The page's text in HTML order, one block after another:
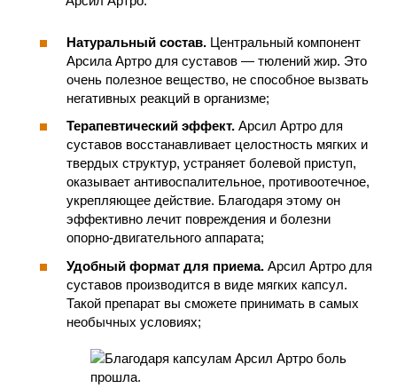
Натуральный состав. Центральный компонент
Арсила Артро для суставов — тюлений жир. Это
очень полезное вещество, не способное вызвать
негативных реакций в организме;
Терапевтический эффект. Арсил Артро для
суставов восстанавливает целостность мягких и
твердых структур, устраняет болевой приступ,
оказывает антивоспалительное, противоотечное,
укрепляющее действие. Благодаря этому он
эффективно лечит повреждения и болезни
опорно-двигательного аппарата;
Удобный формат для приема. Арсил Артро для
суставов производится в виде мягких капсул.
Такой препарат вы сможете принимать в самых
необычных условиях;